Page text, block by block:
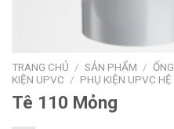
TRANG CHỦ / SẢN PHẨM /
KIỆN UPVC / PHỤ KIỆN UPVC HỆ
Tê 110 Mỏng